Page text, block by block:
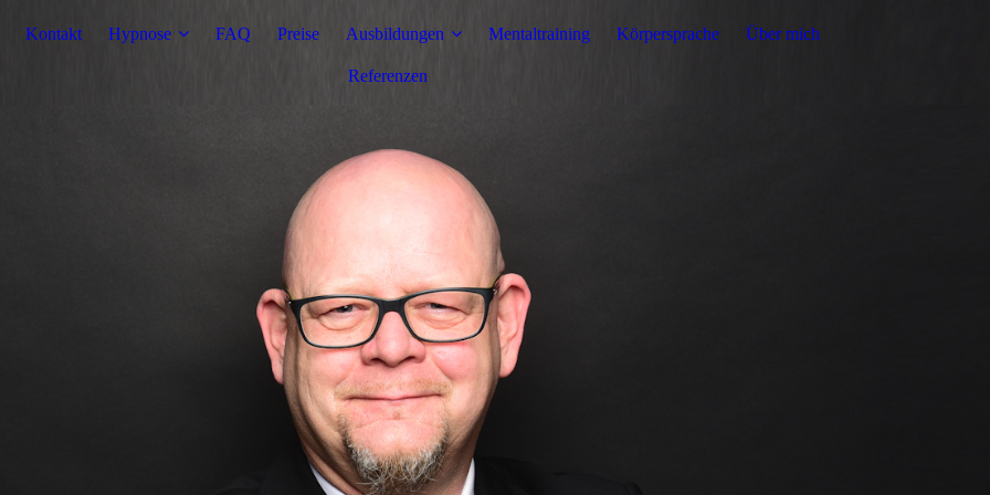
Kontakt Hypnose FAQ Preise Ausbildungen Mentaltraining Körpersprache Über mich
Referenzen